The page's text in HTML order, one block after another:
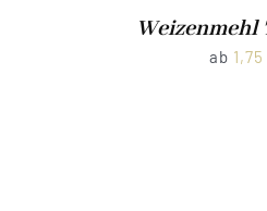
Weizenmehl
ab 1,75